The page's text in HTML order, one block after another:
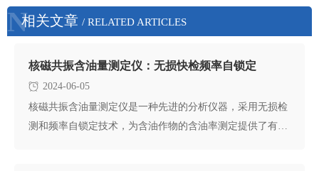
N相关文章 / RELATED ARTICLES
核磁共振含油量测定仪：无损快检频率自锁定
2024-06-05
核磁共振含油量测定仪是一种先进的分析仪器，采用无损检
测和频率自锁定技术，为含油作物的含油率测定提供了有